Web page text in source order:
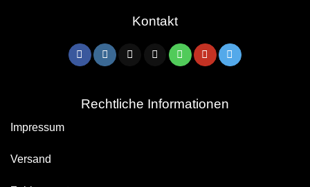
Kontakt
Rechtliche Informationen
Impressum
Versand